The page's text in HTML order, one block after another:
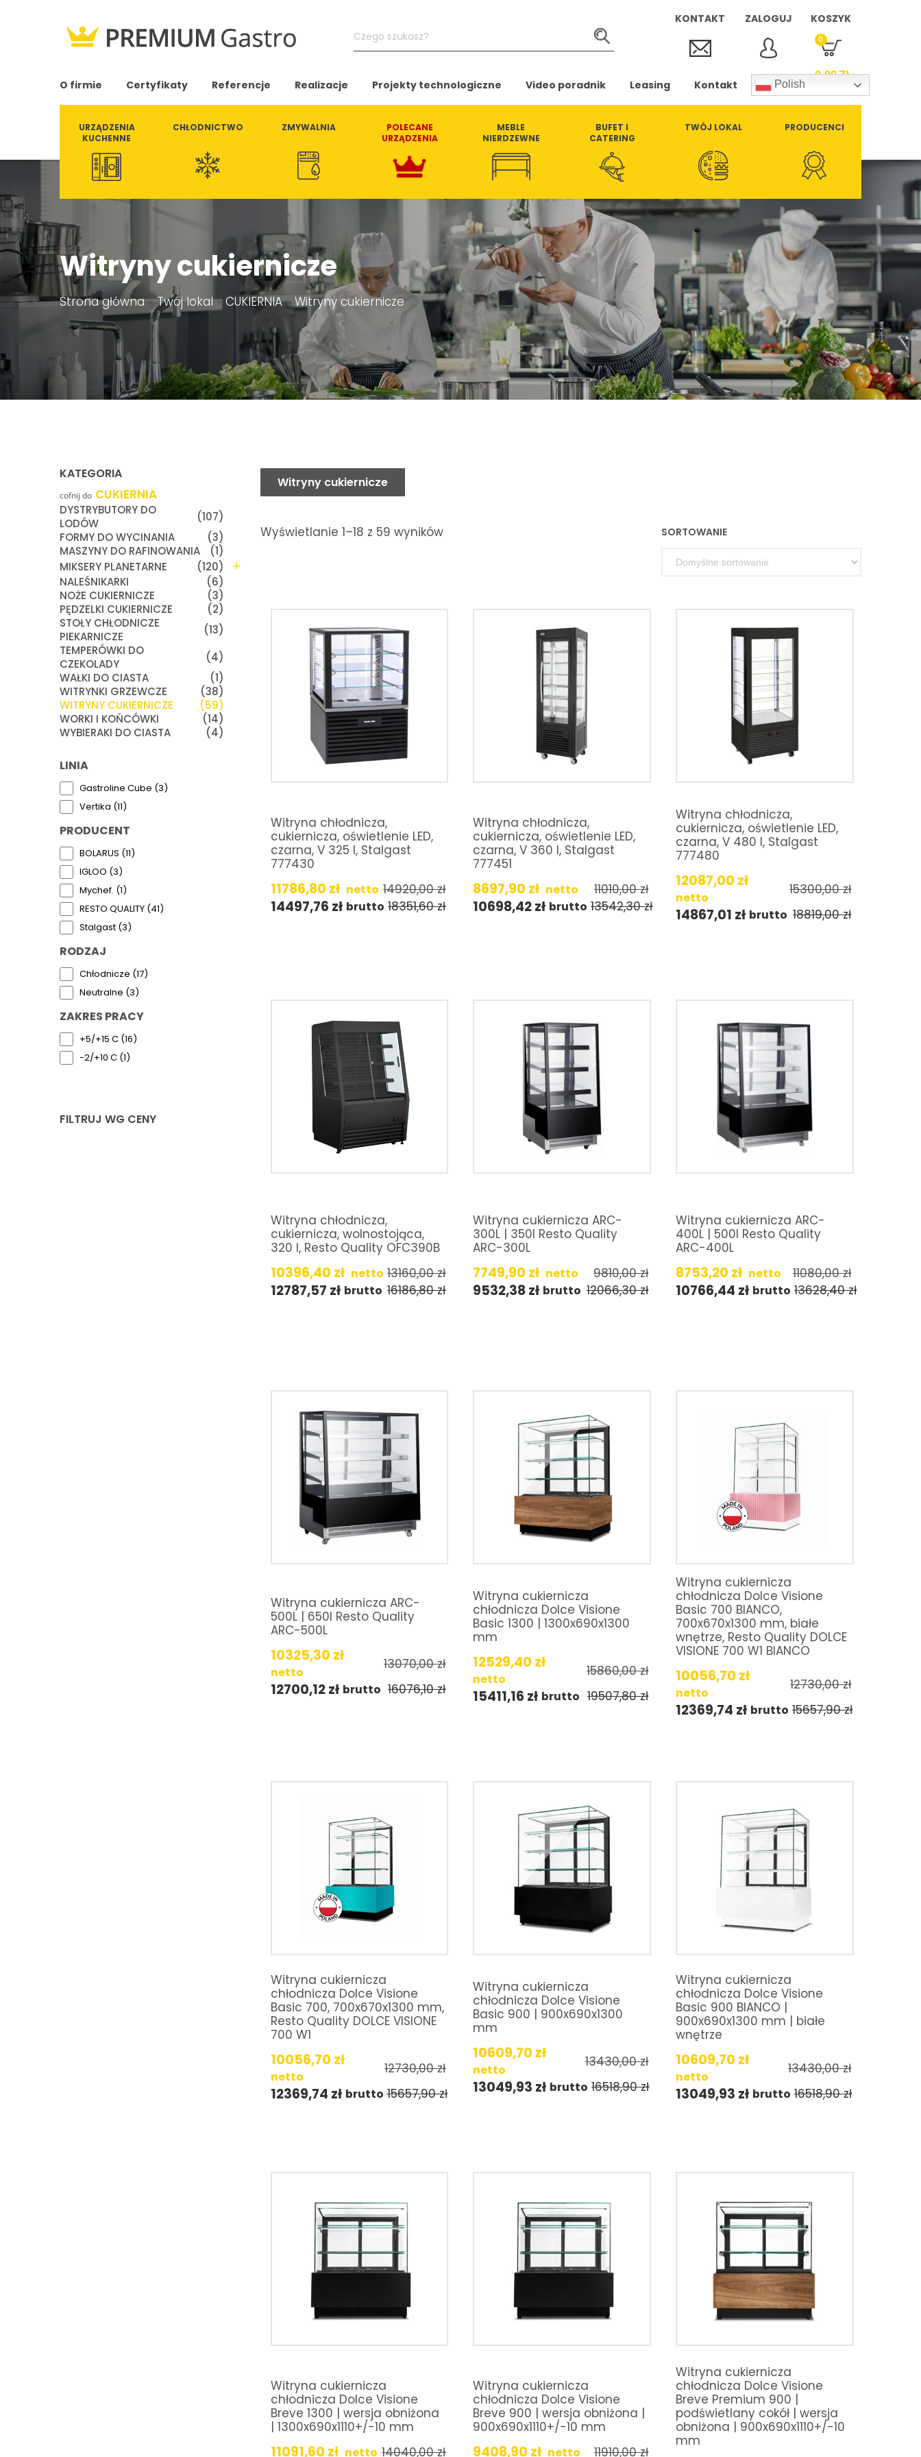
Czego
szukasz?
KONTAKT ZALOGUJ KOSZYK
0
0,00ZŁ
O firmie Certyfikaty Referencje Realizacje Projekty technologiczne Video poradnik Leasing Kontakt Polish
URZĄDZENIA
KUCHENNE
CHŁODNICTWO ZMYWALNIA
POLECANE
URZĄDZENIA
MEBLE
NIERDZEWNE
BUFET I
CATERING
TWÓJ LOKAL PRODUCENCI
Witryny cukiernicze
Strona główna»Twój lokal»CUKIERNIA»Witryny cukiernicze
KATEGORIA
cofnij do CUKIERNIA
DYSTRYBUTORY DO
LODÓW
(107)
FORMY DO WYCINANIA
(3)
MASZYNY DO RAFINOWANIA
(1)
MIKSERY PLANETARNE
(120) +
NALEŚNIKARKI
(6)
NOŻE CUKIERNICZE
(3)
PĘDZELKI CUKIERNICZE
(2)
STOŁY CHŁODNICZE
PIEKARNICZE
(13)
TEMPERÓWKI DO
CZEKOLADY
(4)
WAŁKI DO CIASTA
(1)
WITRYNKI GRZEWCZE
(38)
WITRYNY CUKIERNICZE
(59)
WORKI I KOŃCÓWKI
(14)
WYBIERAKI DO CIASTA
(4)
LINIA
Gastroline Cube (3)
Vertika (11)
PRODUCENT
BOLARUS (11)
IGLOO (3)
Mychef. (1)
RESTO QUALITY (41)
Stalgast (3)
RODZAJ
Chłodnicze (17)
Neutralne (3)
ZAKRES PRACY
+5/+15 C (16)
-2/+10 C (1)
FILTRUJ WG CENY
Witryny cukiernicze
Wyświetlanie 1–18 z 59 wyników SORTOWANIE
Witryna chłodnicza,
cukiernicza, oświetlenie LED,
czarna, V 325 l, Stalgast
777430
11786,80 zł netto 14920,00zł
14497,76 zł brutto 18351,60zł
Witryna chłodnicza,
cukiernicza, oświetlenie LED,
czarna, V 360 l, Stalgast
777451
8697,90 zł netto 11010,00zł
10698,42zł brutto 13542,30zł
Witryna chłodnicza,
cukiernicza, oświetlenie LED,
czarna, V 480 l, Stalgast
777480
12087,00 zł
netto
15300,00zł
14867,01 zł brutto 18819,00zł
Witryna chłodnicza,
cukiernicza, wolnostojąca,
320 l, Resto Quality OFC390B
10396,40 zł netto 13160,00zł
12787,57 zł brutto 16186,80zł
Witryna cukiernicza ARC-
300L | 350l Resto Quality
ARC-300L
7749,90 zł netto 9810,00zł
9532,38zł brutto 12066,30zł
Witryna cukiernicza ARC-
400L | 500l Resto Quality
ARC-400L
8753,20 zł netto 11080,00zł
10766,44 zł brutto 13628,40zł
Witryna cukiernicza ARC-
500L | 650l Resto Quality
ARC-500L
10325,30 zł
netto
13070,00zł
12700,12zł brutto 16076,10zł
Witryna cukiernicza
chłodnicza Dolce Visione
Basic 1300 | 1300x690x1300
mm
12529,40 zł
netto
15860,00zł
15411,16 zł brutto 19507,80zł
Witryna cukiernicza
chłodnicza Dolce Visione
Basic 700 BIANCO,
700x670x1300 mm, białe
wnętrze, Resto Quality DOLCE
VISIONE 700 W1 BIANCO
10056,70 zł
netto
12730,00zł
12369,74 zł brutto 15657,90zł
Witryna cukiernicza
chłodnicza Dolce Visione
Basic 700, 700x670x1300 mm,
Resto Quality DOLCE VISIONE
700 W1
10056,70 zł
netto
12730,00zł
12369,74 zł brutto 15657,90zł
Witryna cukiernicza
chłodnicza Dolce Visione
Basic 900 | 900x690x1300
mm
10609,70 zł
netto
13430,00zł
13049,93 zł brutto 16518,90zł
Witryna cukiernicza
chłodnicza Dolce Visione
Basic 900 BIANCO |
900x690x1300 mm | białe
wnętrze
10609,70 zł
netto
13430,00zł
13049,93 zł brutto 16518,90zł
Witryna cukiernicza
chłodnicza Dolce Visione
Breve 1300 | wersja obniżona
| 1300x690x1110+/-10 mm
11091,60 zł netto 14040,00zł
Witryna cukiernicza
chłodnicza Dolce Visione
Breve 900 | wersja obniżona |
900x690x1110+/-10 mm
9408,90 zł netto 11910,00zł
Witryna cukiernicza
chłodnicza Dolce Visione
Breve Premium 900 |
podświetlany cokół | wersja
obniżona | 900x690x1110+/-10
mm